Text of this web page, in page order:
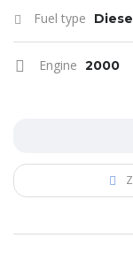
Fuel type
Engine 2000